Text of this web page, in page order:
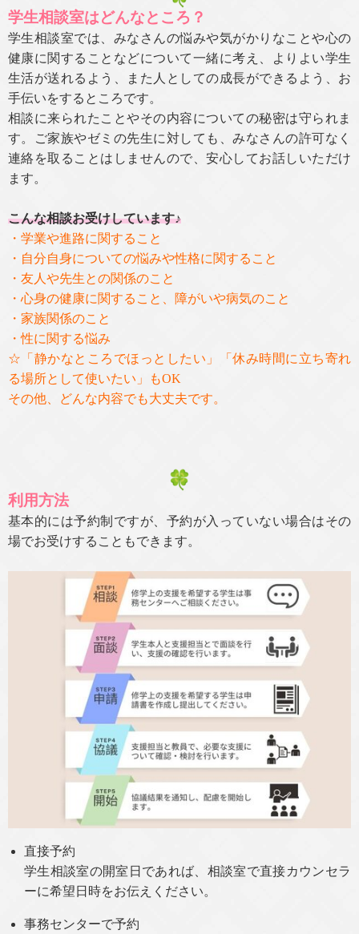
学生相談室はどんなところ？
学生相談室では、みなさんの悩みや気がかりなことや心の
健康に関することなどについて一緒に考え、よりよい学生
生活が送れるよう、また人としての成長ができるよう、お
手伝いをするところです。
相談に来られたことやその内容についての秘密は守られま
す。ご家族やゼミの先生に対しても、みなさんの許可なく
連絡を取ることはしませんので、安心してお話しいただけ
ます。
こんな相談お受けしています♪
・学業や進路に関すること
・自分自身についての悩みや性格に関すること
・友人や先生との関係のこと
・心身の健康に関すること、障がいや病気のこと
・家族関係のこと
・性に関する悩み
☆「静かなところでほっとしたい」「休み時間に立ち寄れ
る場所として使いたい」もOK
その他、どんな内容でも大丈夫です。
利用方法
基本的には予約制ですが、予約が入っていない場合はその
場でお受けすることもできます。
直接予約
学生相談室の開室日であれば、相談室で直接カウンセラ
ーに希望日時をお伝えください。
事務センターで予約